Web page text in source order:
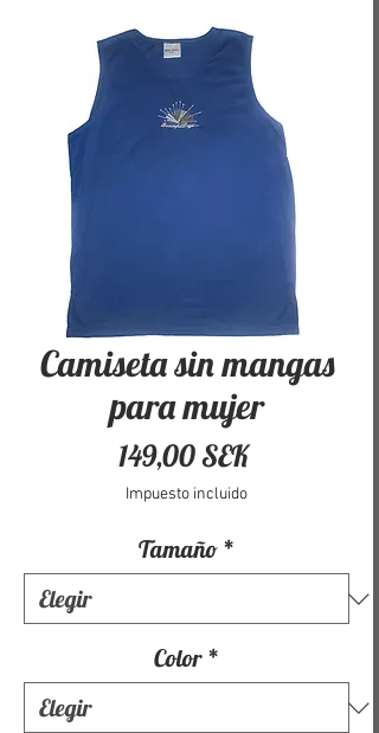
Camiseta sin mangas
para mujer
149,00 SEKPrecio
Impuesto incluido
Tamaño *
Color *